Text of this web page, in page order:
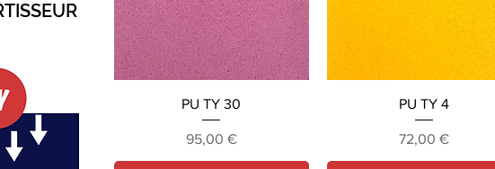
Aperçu rapide
PU TY 30
Prix
95,00 €
Aperçu rapide
PU TY 4
Prix
72,00 €